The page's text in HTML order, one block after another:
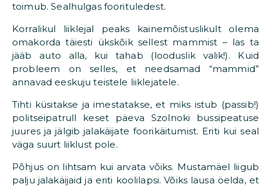
toimub. Sealhulgas foorituledest.
Korralikul liiklejal peaks kainemõistuslikult olema
omakorda täiesti ükskõik sellest mammist – las ta
jääb auto alla, kui tahab (looduslik valik!). Kuid
probleem on selles, et needsamad “mammid”
annavad eeskuju teistele liiklejatele.
Tihti küsitakse ja imestatakse, et miks istub (passib!)
politseipatrull keset päeva Szolnoki bussipeatuse
juures ja jälgib jalakäijate foorikäitumist. Eriti kui seal
väga suurt liiklust pole.
Põhjus on lihtsam kui arvata võiks. Mustamäel liigub
palju jalakäijaid ja eriti koolilapsi. Võiks lausa öelda, et